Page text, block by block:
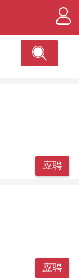
应聘
应聘